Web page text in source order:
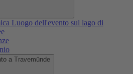
Luogo dell'evento sul lago di
a Travemünde